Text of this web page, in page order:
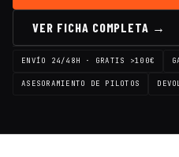
VER FICHA COMPLETA →
ENVÍO 24/48H · GRATIS >100€
ASESORAMIENTO DE PILOTOS